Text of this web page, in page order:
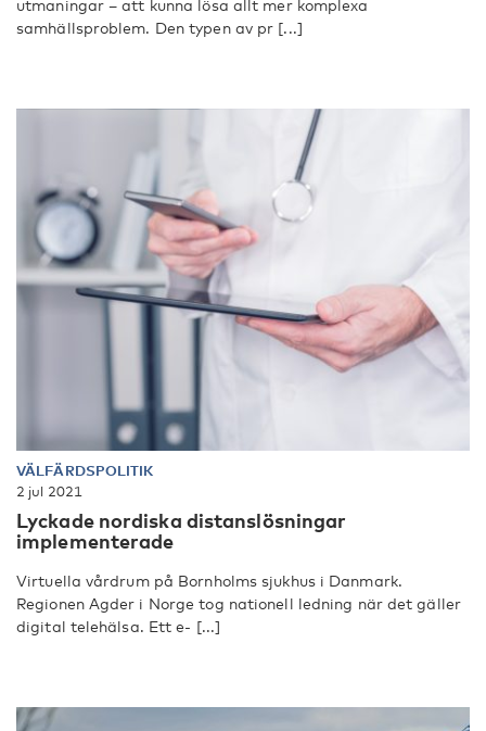
utmaningar – att kunna lösa allt mer komplexa
samhällsproblem. Den typen av pr [...]
VÄLFÄRDSPOLITIK
2 jul 2021
Lyckade nordiska distanslösningar
implementerade
Virtuella vårdrum på Bornholms sjukhus i Danmark.
Regionen Agder i Norge tog nationell ledning när det gäller
digital telehälsa. Ett e- [...]